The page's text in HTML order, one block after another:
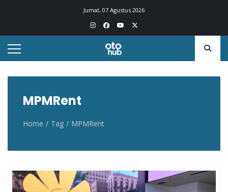
Jumat, 07 Agustus 2026
Otohub.co
Portal berita otomotif Indonesia terkini
MPMRent
Home Tag MPMRent